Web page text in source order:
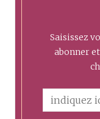
Saisissez
abonner